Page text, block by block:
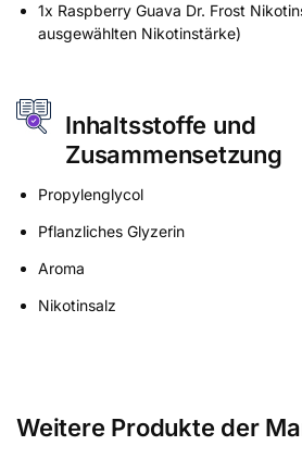
1x Raspberry Guava Dr. Frost
ausgewählten Nikotinstärke)
Inhaltsstoffe und
Zusammensetzung
Propylenglycol
Pflanzliches Glyzerin
Aroma
Nikotinsalz
Weitere Produkte der